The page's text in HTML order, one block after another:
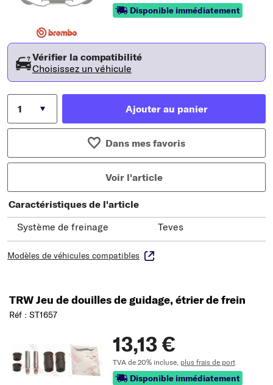
Disponible immédiatement
Vérifier la compatibilité
Choisissez un véhicule
Ajouter au panier
Dans mes favoris
Voir l'article
Caractéristiques de l'article
Système de freinage
Teves
Modèles de véhicules compatibles
TRW Jeu de douilles de guidage, étrier de frein
Réf : ST1657
13,13 €
TVA de 20% incluse, plus frais de port
Disponible immédiatement